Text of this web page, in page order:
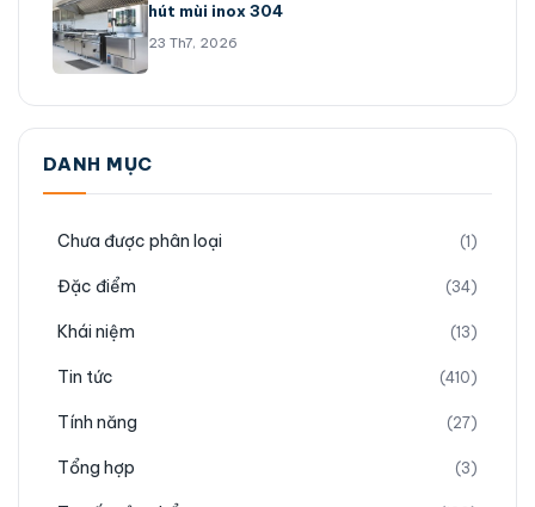
hút mùi inox 304
23 Th7, 2026
DANH MỤC
Chưa được phân loại (1)
Đặc điểm (34)
Khái niệm (13)
Tin tức (410)
Tính năng (27)
Tổng hợp (3)